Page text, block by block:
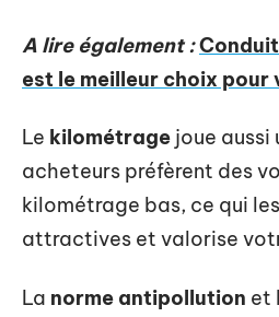
A lire également :
est le meilleur choix pour
Le kilométrage joue aussi
acheteurs préfèrent des
kilométrage bas, ce qui
attractives et valorise
La norme antipollution et